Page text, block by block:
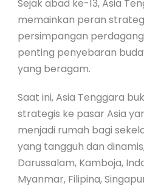
EN
ID
Sejak abad ke-13, Asia
memainkan peran
persimpangan
penting penyebaran
yang beragam.
Saat ini, Asia Tenggara
strategis ke pasar Asia
menjadi rumah bagi
yang tangguh dan
Darussalam, Kamboja,
Myanmar, Filipina,